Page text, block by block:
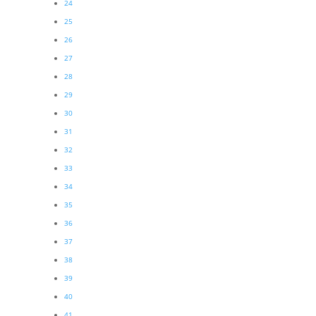
24
25
26
27
28
29
30
31
32
33
34
35
36
37
38
39
40